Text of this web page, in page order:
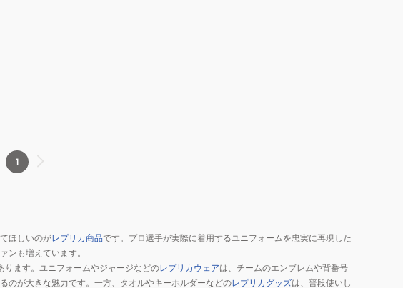
1
ほしいのがレプリカ商品です。プロ選手が実際に着用するユニフォームを忠実に再現した
ンも増えています。
ます。ユニフォームやジャージなどのレプリカウェアは、チームのエンブレムや背番号
のが大きな魅力です。一方、タオルやキーホルダーなどのレプリカグッズは、普段使いし